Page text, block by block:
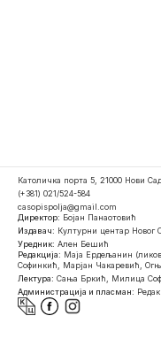
Католичка порта 5, 21000 Нови
(+381) 021/524-584
casopispolja@gmail.com
Директор: Бојан Панаотовић
Издавач: Културни центар Новог
Уредник: Ален Бешић
Редакција: Маја Ердељанин
Софинкић, Марјан Чакаревић,
Лектура: Сања Бркић, Милица
Администрација и пласман: